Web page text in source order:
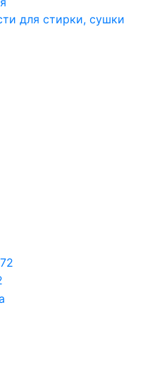
для стирки, сушки